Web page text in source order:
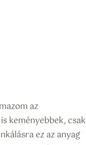
az
keményebbek, csak
ez az anyag